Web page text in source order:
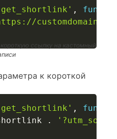
,
ссылку на кастомный
к короткой
,
.